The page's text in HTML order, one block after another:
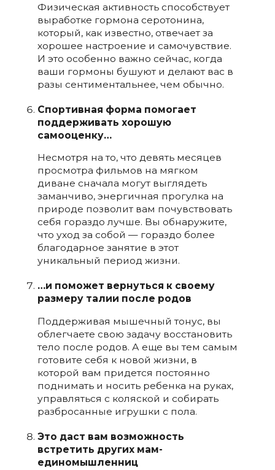
Физическая активность способствует
выработке гормона серотонина,
который, как известно, отвечает за
хорошее настроение и самочувствие.
И это особенно важно сейчас, когда
ваши гормоны бушуют и делают вас в
разы сентиментальнее, чем обычно.
Спортивная форма помогает
поддерживать хорошую
самооценку…
Несмотря на то, что девять месяцев
просмотра фильмов на мягком
диване сначала могут выглядеть
заманчиво, энергичная прогулка на
природе позволит вам почувствовать
себя гораздо лучше. Вы обнаружите,
что уход за собой — гораздо более
благодарное занятие в этот
уникальный период жизни.
…и поможет вернуться к своему
размеру талии после родов
Поддерживая мышечный тонус, вы
облегчаете свою задачу восстановить
тело после родов. А еще вы тем самым
готовите себя к новой жизни, в
которой вам придется постоянно
поднимать и носить ребенка на руках,
управляться с коляской и собирать
разбросанные игрушки с пола.
Это даст вам возможность
встретить других мам-
единомышленниц